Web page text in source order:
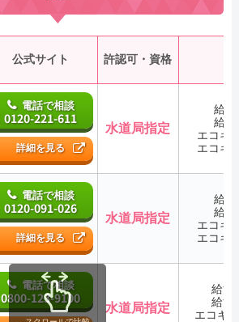
公式サイト 許認可・資格
電話で相談
0120-221-611
詳細を見る
水道局指定
給
給
エコキ
エコキ
電話で相談
0120-091-026
詳細を見る
水道局指定
給
給
エコキ
エコキ
電話で相談
0800-123-9100
水道局指定
給湯
給湯
エコキ